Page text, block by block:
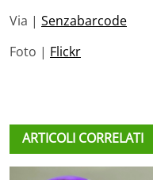
Via | Senzabarcode
Foto | Flickr
ARTICOLI CORRELATI